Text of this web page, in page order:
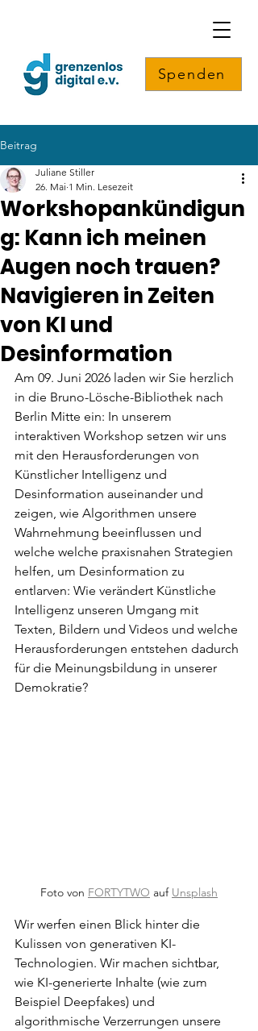
Spenden
Beitrag
Workshopankündigun
g: Kann ich meinen
Augen noch trauen?
Navigieren in Zeiten
von KI und
Desinformation
Juliane Stiller
26. Mai 1 Min. Lesezeit
Am 09. Juni 2026 laden wir Sie herzlich
in die Bruno-Lösche-Bibliothek nach
Berlin Mitte ein: In unserem
interaktiven Workshop setzen wir uns
mit den Herausforderungen von
Künstlicher Intelligenz und
Desinformation auseinander und
zeigen, wie Algorithmen unsere
Wahrnehmung beeinflussen und
welche welche praxisnahen Strategien
helfen, um Desinformation zu
entlarven: Wie verändert Künstliche
Intelligenz unseren Umgang mit
Texten, Bildern und Videos und welche
Herausforderungen entstehen dadurch
für die Meinungsbildung in unserer
Demokratie?
Foto von FORTYTWO auf Unsplash
Wir werfen einen Blick hinter die
Kulissen von generativen KI-
Technologien. Wir machen sichtbar,
wie KI-generierte Inhalte (wie zum
Beispiel Deepfakes) und
algorithmische Verzerrungen unsere